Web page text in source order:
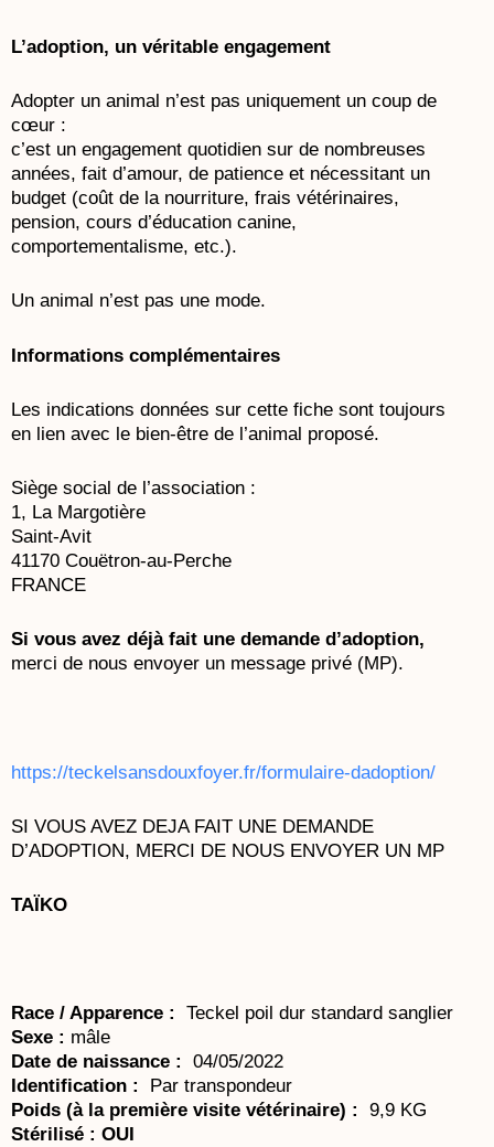
L’adoption, un véritable engagement
Adopter un animal n’est pas uniquement un coup de
cœur :
c’est un engagement quotidien sur de nombreuses
années, fait d’amour, de patience et nécessitant un
budget (coût de la nourriture, frais vétérinaires,
pension, cours d’éducation canine,
comportementalisme, etc.).
Un animal n’est pas une mode.
Informations complémentaires
Les indications données sur cette fiche sont toujours
en lien avec le bien-être de l’animal proposé.
Siège social de l’association :
1, La Margotière
Saint-Avit
41170 Couëtron-au-Perche
FRANCE
Si vous avez déjà fait une demande d’adoption,
merci de nous envoyer un message privé (MP).
https://teckelsansdouxfoyer.fr/formulaire-dadoption/
SI VOUS AVEZ DEJA FAIT UNE DEMANDE
D’ADOPTION, MERCI DE NOUS ENVOYER UN MP
TAÏKO
Race / Apparence :
Teckel poil dur standard sanglier
Sexe : mâle
Date de naissance :
04/05/2022
Identification :
Par transpondeur
Poids (à la première visite vétérinaire) :
9,9 KG
Stérilisé : OUI